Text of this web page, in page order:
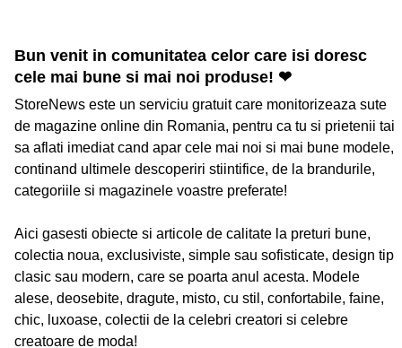
Bun venit in comunitatea celor care isi doresc
cele mai bune si mai noi produse! ❤
StoreNews este un serviciu gratuit care monitorizeaza sute
de magazine online din Romania, pentru ca tu si prietenii tai
sa aflati imediat cand apar cele mai noi si mai bune modele,
continand ultimele descoperiri stiintifice, de la brandurile,
categoriile si magazinele voastre preferate!
Aici gasesti obiecte si articole de calitate la preturi bune,
colectia noua, exclusiviste, simple sau sofisticate, design tip
clasic sau modern, care se poarta anul acesta. Modele
alese, deosebite, dragute, misto, cu stil, confortabile, faine,
chic, luxoase, colectii de la celebri creatori si celebre
creatoare de moda!